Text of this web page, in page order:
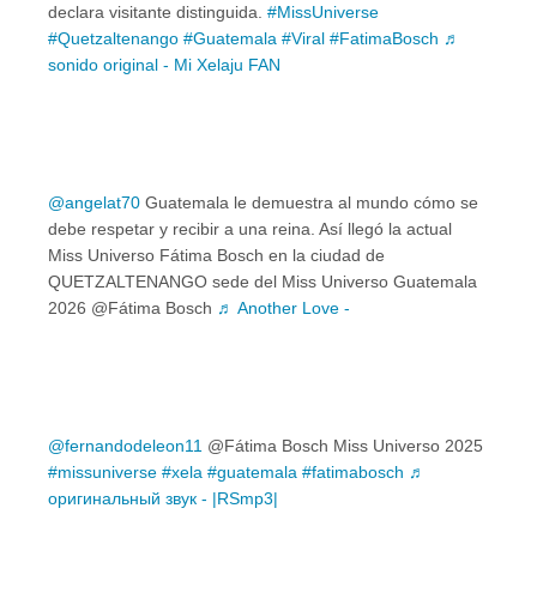
declara visitante distinguida. #MissUniverse
#Quetzaltenango #Guatemala #Viral #FatimaBosch ♬
sonido original - Mi Xelaju FAN
@angelat70 Guatemala le demuestra al mundo cómo se
debe respetar y recibir a una reina. Así llegó la actual
Miss Universo Fátima Bosch en la ciudad de
QUETZALTENANGO sede del Miss Universo Guatemala
2026 @Fátima Bosch ♬ Another Love -
@fernandodeleon11 @Fátima Bosch Miss Universo 2025
#missuniverse #xela #guatemala #fatimabosch ♬
оригинальный звук - |RSmp3|